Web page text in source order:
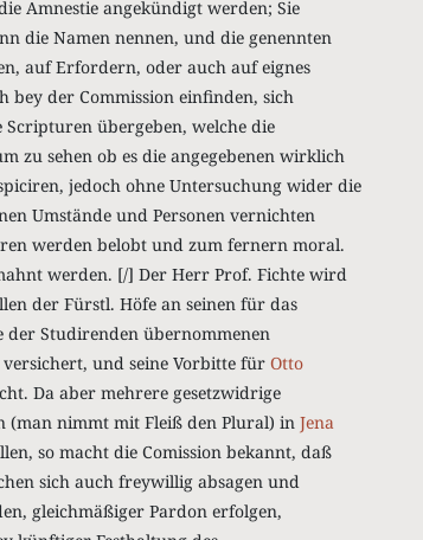
Amnestie angekündigt werden; Sie
die Namen nennen, und die genennten
auf Erfordern, oder auch auf eignes
bey der Commission einfinden, sich
Scripturen übergeben, welche die
zu sehen ob es die angegebenen wirklich
jedoch ohne Untersuchung wider die
Umstände und Personen vernichten
werden belobt und zum fernern moral.
werden. [/] Der Herr Prof. Fichte wird
der Fürstl. Höfe an seinen für das
der Studirenden übernommenen
und seine Vorbitte für Otto
Da aber mehrere gesetzwidrige
(man nimmt mit Fleiß den Plural) in Jena
so macht die Comission bekannt, daß
sich auch freywillig absagen und
gleichmäßiger Pardon erfolgen,